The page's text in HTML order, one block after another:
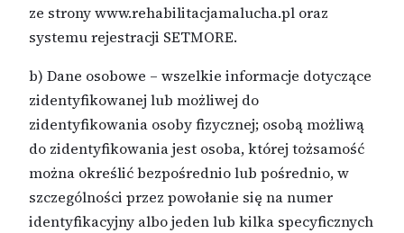
ze strony www.rehabilitacjamalucha.pl oraz
systemu rejestracji SETMORE.
b) Dane osobowe – wszelkie informacje dotyczące
zidentyfikowanej lub możliwej do
zidentyfikowania osoby fizycznej; osobą możliwą
do zidentyfikowania jest osoba, której tożsamość
można określić bezpośrednio lub pośrednio, w
szczególności przez powołanie się na numer
identyfikacyjny albo jeden lub kilka specyficznych